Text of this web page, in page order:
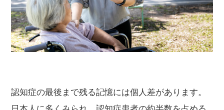
認知症の最後まで残る記憶には個人差があります。